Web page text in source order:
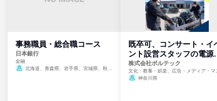
事務職員・総合職コース
日本銀行
金融
北海道、青森県、岩手県、宮城県、秋田
既卒可、コンサート・イ
ント設営スタッフの電源
門
株式会社ボルテック
文化・教養・娯楽、広告・メディア・マ
ミ、電力・ガス・水道・エネルギー
神奈川県